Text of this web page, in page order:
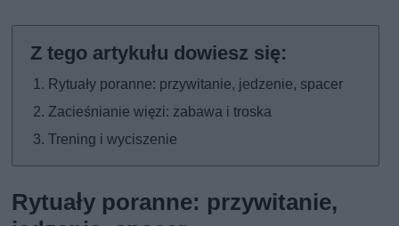
Rytuały poranne: przywitanie, jedzenie, spacer
Zacieśnianie więzi: zabawa i troska
Trening i wyciszenie
Rytuały poranne: przywitanie,